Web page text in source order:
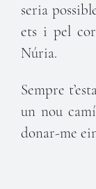
seria
ets i pel
Núria.
Sempre
un nou
donar-me